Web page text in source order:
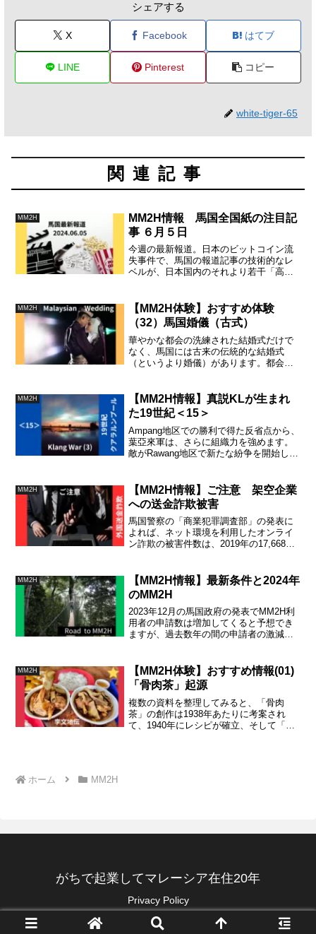
シェアする
X Facebook はてブ
LINE Pinterest コピー
white-tiger-65
関連記事
MM2H
MM2H情報 馬国全国紙の注目記
事 ６月５日
今週の最新報道。日本のビットコイン流
失事件で、馬国の報道記事の技術的なレ
ベルが、日本国内のそれより若干「高
ベリング」が行われた事実が伝えられて
います。日本の報道内容は、単に「流出
した」という表現だけで、深みがありま
せん。
MM2H
【MM2H体験】おすすめ体験
（32）馬国婚儀（古式）
華やかな都会の洗練された結婚式だけで
なく、馬国には古来の伝統的な結婚式
（というより婚儀）があります。都会か
MM2H
【MM2H情報】真説KLが生まれ
た19世紀＜15＞
Ampang地区での勝利で得た反省点から、
葉亞來軍は、さらに組織力を強めます。
敵がRawang地区で新たな紛争を開始しま
崩壊しています。
MM2H
【MM2H情報】ご注意 架空企業
への送金詐欺被害
馬国警察の「商業犯罪調査部」の発表に
よれば、ネット環境を利用したオンライ
ン詐欺の被害件数は、2019年の17,668件
MM2H
【MM2H情報】最新条件と2024年
のMM2H
2023年12月の馬国政府の発表でMM2H利
用者の申請数は増加してくると予想でき
ますが、過去数年の間の申請者の激減
は不透明であり、新たな条件の適用期日
も未明です。今後の動静を予想しまし
た。
MM2H
【MM2H体験】おすすめ情報(01)
「骨肉茶」起源
複数の資料を整理してみると、「骨肉
茶」の創作は1938年あたりに考案され
て、1940年にレシピが確立、そして「骨
ホーム
MM2H
がちで起業してマレーシア在住20年
Privacy Policy
one-digi-one.com